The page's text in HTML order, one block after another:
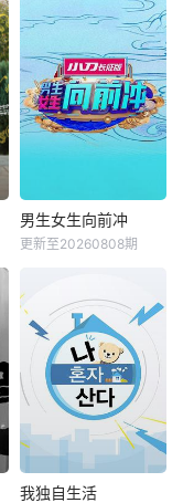
男生女生向前冲
更新至20260808期
我独自生活